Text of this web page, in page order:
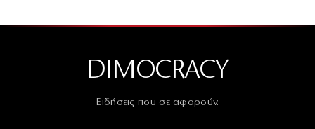
DIMOCRACY
Ειδήσεις που σε αφορούν.